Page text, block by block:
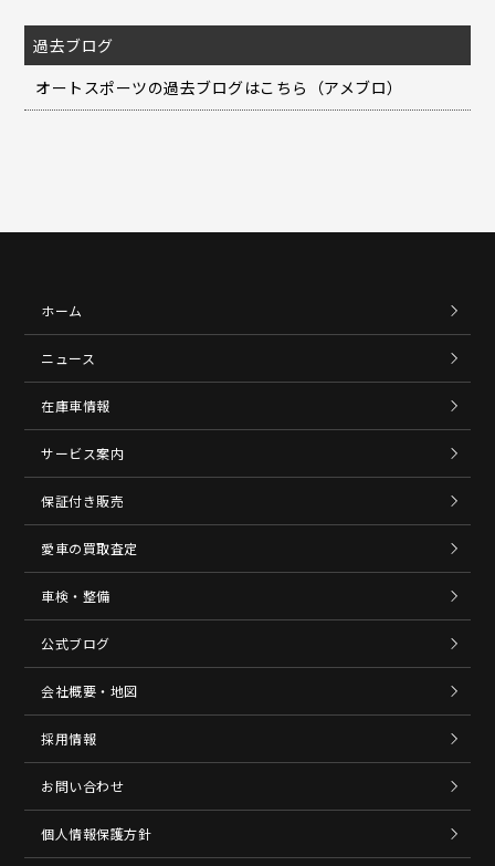
過去ブログ
オートスポーツの過去ブログはこちら（アメブロ）
ホーム
ニュース
在庫車情報
サービス案内
保証付き販売
愛車の買取査定
車検・整備
公式ブログ
会社概要・地図
採用情報
お問い合わせ
個人情報保護方針